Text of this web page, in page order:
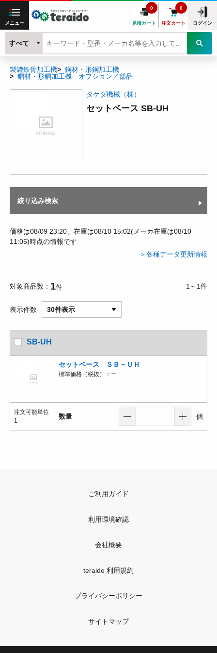
メニュー 見積カート
0
注文カート
0
ログイン
すべて
製罐鉄骨加工機
鋼材・形鋼加工機
鋼材・形鋼加工機 オプション／部品
タケダ機械（株）
セットベース SB-UH
絞り込み検索
価格は08/09 23:20、在庫は08/10 15:02(メーカ在庫は08/10
11:05)時点の情報です
＞各種データ更新情報
対象商品数 1件 1～1件
表示件数 30件表示
SB-UH
セットベース ＳＢ－ＵＨ
標準価格（税抜）： ー
注文可能単位
1
数量 個
ご利用ガイド
利用環境確認
会社概要
teraido 利用規約
プライバシーポリシー
サイトマップ